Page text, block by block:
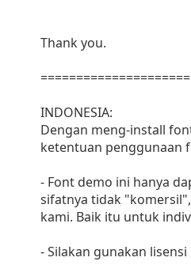
Thank you.
INDONESIA:
Dengan meng-install
ketentuan penggunaan
- Font demo ini hanya
sifatnya tidak
kami. Baik itu untuk
- Silakan gunakan